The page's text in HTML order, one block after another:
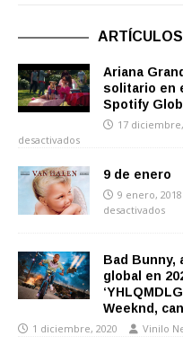
Ariana
solitario en
Spotify
17
desactivados
9 de enero
9 enero, 2018
desactivados
Bad Bunny,
global en
Weeknd,
1 diciembre, 2020 Vinilo